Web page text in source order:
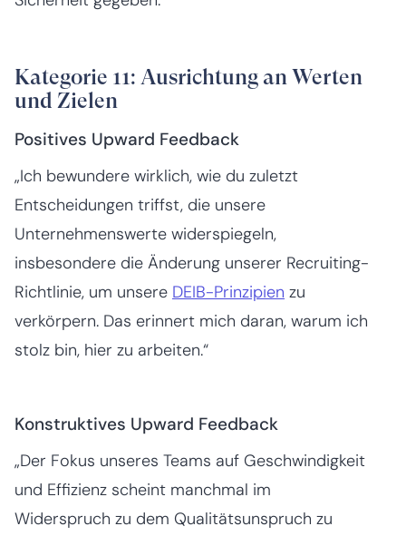
Kategorie 11: Ausrichtung an Werten
und Zielen
Positives Upward Feedback
„Ich bewundere wirklich, wie du zuletzt
Entscheidungen triffst, die unsere
Unternehmenswerte widerspiegeln,
insbesondere die Änderung unserer Recruiting-
Richtlinie, um unsere DEIB-Prinzipien zu
verkörpern. Das erinnert mich daran, warum ich
stolz bin, hier zu arbeiten.“
Konstruktives Upward Feedback
„Der Fokus unseres Teams auf Geschwindigkeit
und Effizienz scheint manchmal im
Widerspruch zu dem Qualitätsunspruch zu